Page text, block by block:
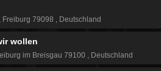
Freiburg 79098 Deutschland
wollen
im Breisgau 79100 Deutschland